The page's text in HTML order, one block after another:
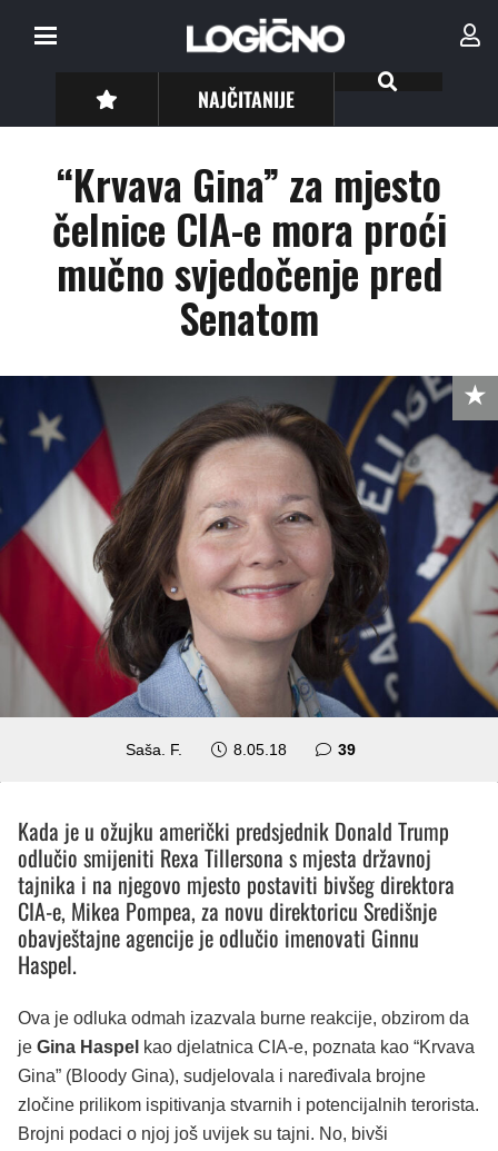
NAJČITANIJE
“Krvava Gina” za mjesto
čelnice CIA-e mora proći
mučno svjedočenje pred
Senatom
Saša. F. 8.05.18 39komentara
Kada je u ožujku američki predsjednik Donald Trump
odlučio smijeniti Rexa Tillersona s mjesta državnoj
tajnika i na njegovo mjesto postaviti bivšeg direktora
CIA-e, Mikea Pompea, za novu direktoricu Središnje
obavještajne agencije je odlučio imenovati Ginnu
Haspel.
Ova je odluka odmah izazvala burne reakcije, obzirom da
je Gina Haspel kao djelatnica CIA-e, poznata kao “Krvava
Gina” (Bloody Gina), sudjelovala i naređivala brojne
zločine prilikom ispitivanja stvarnih i potencijalnih terorista.
Brojni podaci o njoj još uvijek su tajni. No, bivši